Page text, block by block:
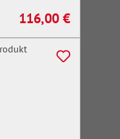
Regulärer Preis:
116,00 €